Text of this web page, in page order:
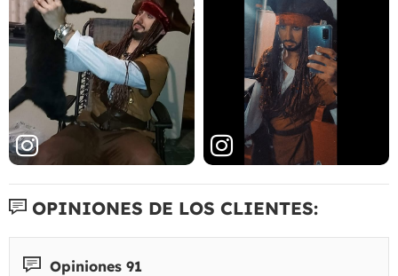
OPINIONES DE LOS CLIENTES:
Opiniones 91